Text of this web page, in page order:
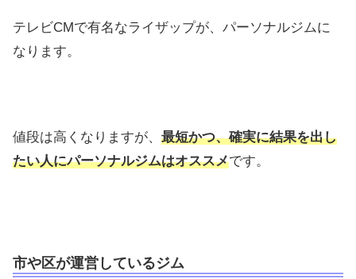
テレビCMで有名なライザップが、パーソナルジムに
なります。
値段は高くなりますが、 最短かつ、確実に結果を出し
たい人にパーソナルジムはオススメです。
市や区が運営しているジム